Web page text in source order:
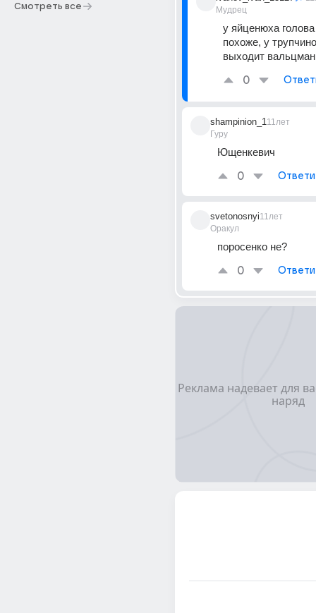
Смотреть все Мудрец
у яйценюха
похоже, у
выходит вальцман
0
shampinion_1
Гуру
11лет
Ющенкевич
0
svetonosnyi
Оракул
11лет
поросенко не?
0